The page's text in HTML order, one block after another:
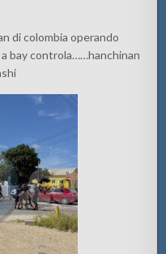
di colombia operando
bay controla……hanchinan